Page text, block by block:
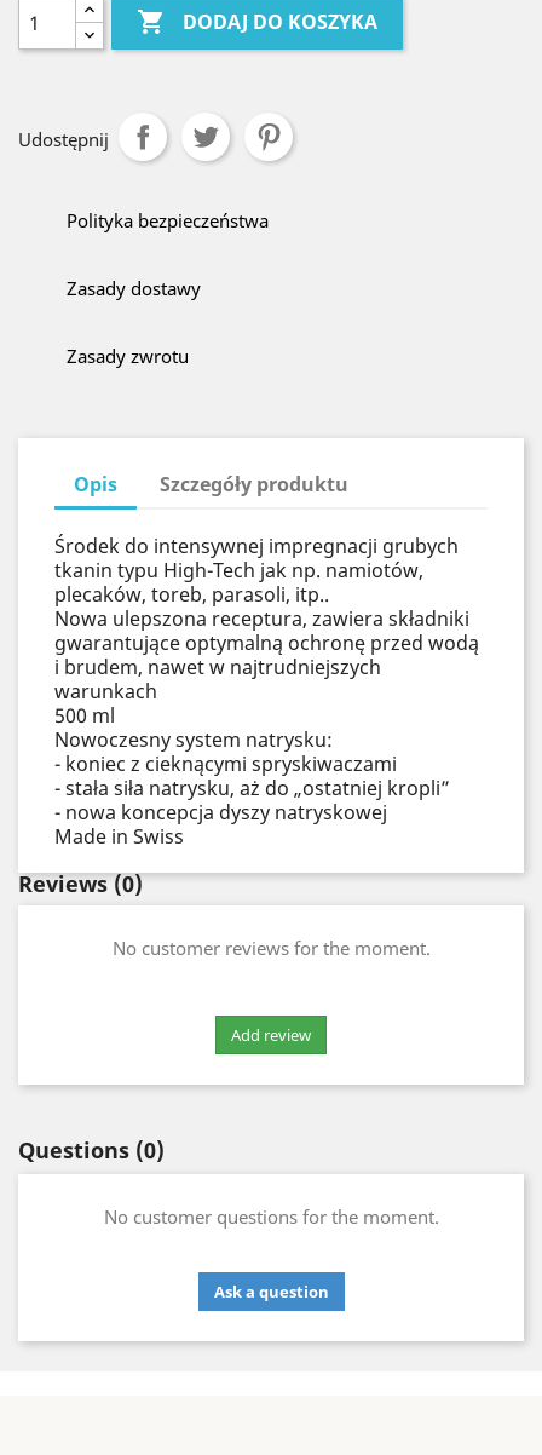
 DODAJ DO KOSZYKA
Udostępnij
Polityka bezpieczeństwa
Zasady dostawy
Zasady zwrotu
Opis Szczegóły produktu
Środek do intensywnej impregnacji grubych
tkanin typu High-Tech jak np. namiotów,
plecaków, toreb, parasoli, itp..
Nowa ulepszona receptura, zawiera składniki
gwarantujące optymalną ochronę przed wodą
i brudem, nawet w najtrudniejszych
warunkach
500 ml
Nowoczesny system natrysku:
- koniec z cieknącymi spryskiwaczami
- stała siła natrysku, aż do „ostatniej kropli”
- nowa koncepcja dyszy natryskowej
Made in Swiss
Reviews(0)
No customer reviews for the moment.
Questions (0)
No customer questions for the moment.
Ask a question